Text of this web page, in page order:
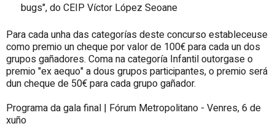
bugs", do CEIP Víctor López Seoane
Para cada unha das categorías deste concurso estableceuse
como premio un cheque por valor de 100€ para cada un dos
grupos gañadores. Coma na categoría Infantil outorgase o
premio "ex aequo" a dous grupos participantes, o premio será
dun cheque de 50€ para cada grupo gañador.
Programa da gala final | Fórum Metropolitano - Venres, 6 de
xuño